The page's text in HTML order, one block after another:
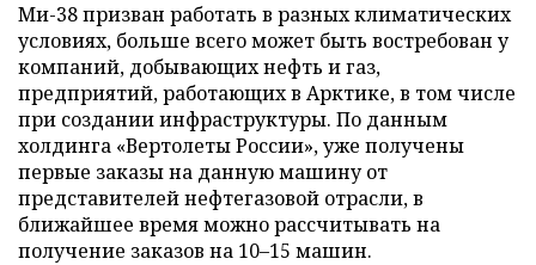
Ми-38 призван работать в разных климатических
условиях, больше всего может быть востребован у
компаний, добывающих нефть и газ,
предприятий, работающих в Арктике, в том числе
при создании инфраструктуры. По данным
холдинга «Вертолеты России», уже получены
первые заказы на данную машину от
представителей нефтегазовой отрасли, в
ближайшее время можно рассчитывать на
получение заказов на 10–15 машин.